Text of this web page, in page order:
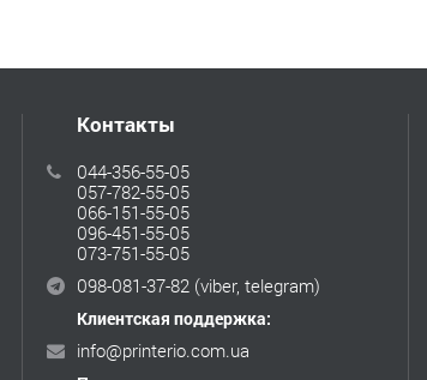
Контакты
044-356-55-05
057-782-55-05
066-151-55-05
096-451-55-05
073-751-55-05
098-081-37-82(viber, telegram)
Клиентская поддержка:
info@printerio.com.ua